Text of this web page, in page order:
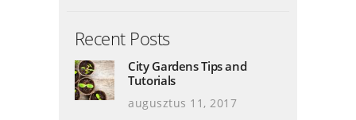
Recent Posts
City Gardens Tips and
Tutorials
augusztus 11, 2017